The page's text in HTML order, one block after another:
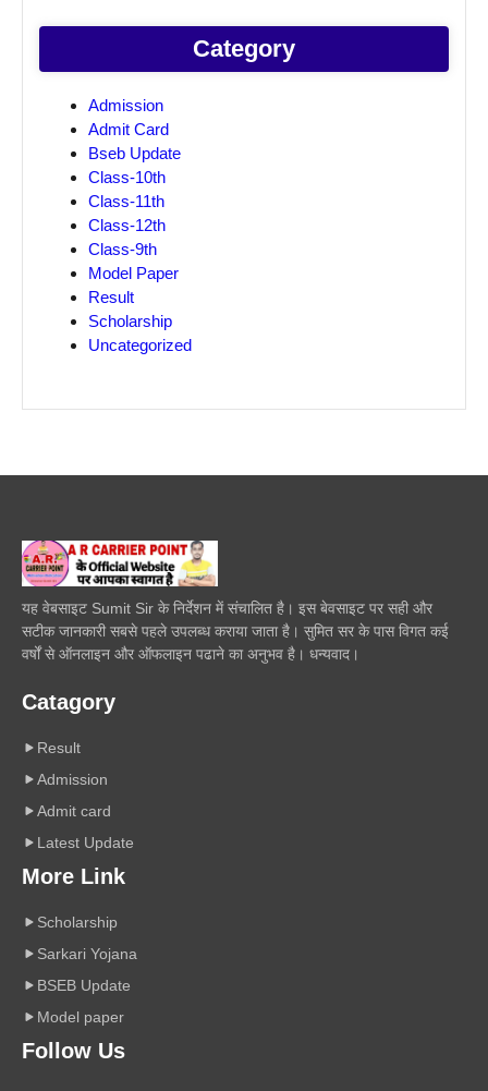
Category
Admission
Admit Card
Bseb Update
Class-10th
Class-11th
Class-12th
Class-9th
Model Paper
Result
Scholarship
Uncategorized
यह वेबसाइट Sumit Sir के निर्देशन में संचालित है। इस बेवसाइट पर सही और
सटीक जानकारी सबसे पहले उपलब्ध कराया जाता है। सुमित सर के पास विगत कई
वर्षों से ऑनलाइन और ऑफलाइन पढाने का अनुभव है। धन्यवाद।
Catagory
Result
Admission
Admit card
Latest Update
More Link
Scholarship
Sarkari Yojana
BSEB Update
Model paper
Follow Us